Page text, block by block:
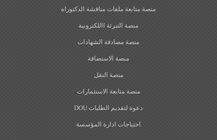
منصة متابعة ملفات مناقشة الدكتوراه
منصة التبرئة االلكترونية
منصة مصادقة الشهادات
منصة الاستضافة
منصة النقل
منصة متابعة الاستثمارات
دعوة لتقديم الطلبات DOU
احتياجات ادارة المؤسسة